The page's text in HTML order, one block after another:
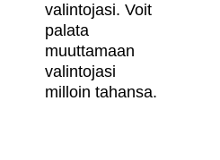
valintojasi. Voit
palata
muuttamaan
valintojasi
milloin tahansa.